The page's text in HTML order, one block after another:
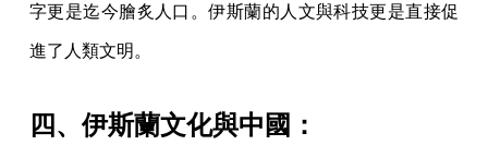
字更是迄今膾炙人口。伊斯蘭的人文與科技更是直接促
進了人類文明。
四、伊斯蘭文化與中國：